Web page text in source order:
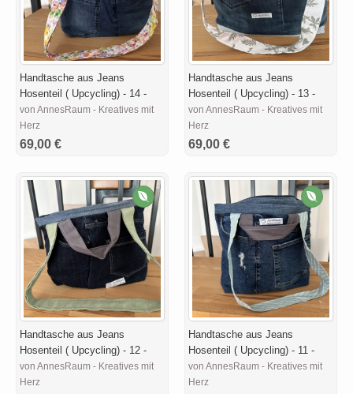
Handtasche aus Jeans
Hosenteil ( Upcycling) - 14 -
von AnnesRaum - Kreatives mit
Herz
69,00 €
Handtasche aus Jeans
Hosenteil ( Upcycling) - 13 -
von AnnesRaum - Kreatives mit
Herz
69,00 €
Handtasche aus Jeans
Hosenteil ( Upcycling) - 12 -
von AnnesRaum - Kreatives mit
Herz
Handtasche aus Jeans
Hosenteil ( Upcycling) - 11 -
von AnnesRaum - Kreatives mit
Herz